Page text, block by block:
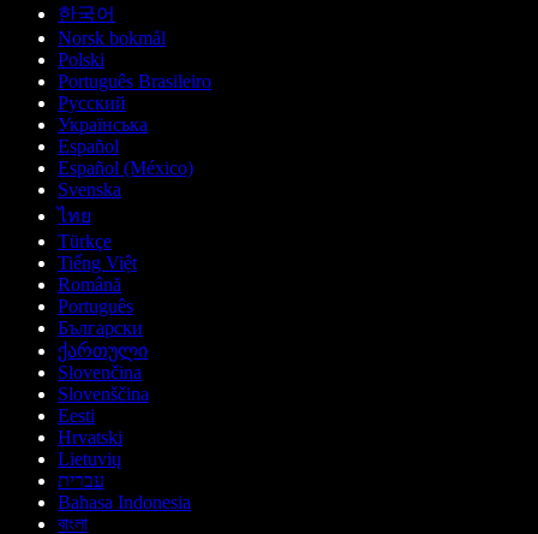
한국어
Norsk bokmål
Polski
Português Brasileiro
Русский
Українська
Español
Español (México)
Svenska
ไทย
Türkçe
Tiếng Việt
Română
Português
Български
ქართული
Slovenčina
Slovenščina
Eesti
Hrvatski
Lietuvių
עברית
Bahasa Indonesia
বাংলা